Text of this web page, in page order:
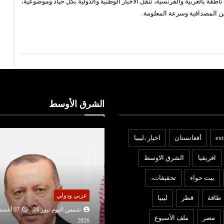
المصداقية وسرعة المعلومة.
أفغانستان اخبار ،ليبيا
افريقيا الشرق الاوسط
بيت حواء تحقيقات،
طاقة قطر ليبيا
مصر ملف الأسبوع
الشرق الأوسط
عربي ودولي
شمس اليوم نيوز 24
07 أغسطس
عربي ودولي
شمس اليوم نيوز 24
06
2026